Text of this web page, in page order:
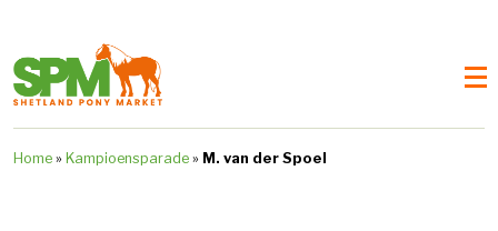
Home » Kampioensparade » M. van der Spoel